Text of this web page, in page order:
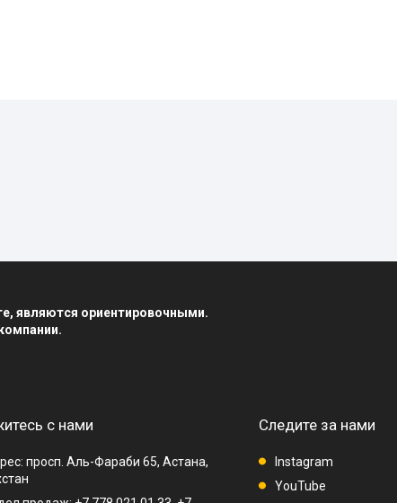
являются ориентировочными.
с нами
просп. Аль-Фараби 65, Астана,
Следите за нами
Instagram
YouTube